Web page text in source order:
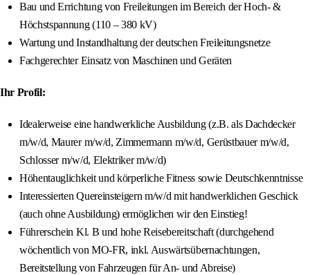
Bau und Errichtung von Freileitungen im Bereich der Hoch- &
Höchstspannung (110 – 380 kV)
Wartung und Instandhaltung der deutschen Freileitungsnetze
Fachgerechter Einsatz von Maschinen und Geräten
Ihr Profil:
Idealerweise eine handwerkliche Ausbildung (z.B. als Dachdecker
m/w/d, Maurer m/w/d, Zimmermann m/w/d, Gerüstbauer m/w/d,
Schlosser m/w/d, Elektriker m/w/d)
Höhentauglichkeit und körperliche Fitness sowie Deutschkenntnisse
Interessierten Quereinsteigern m/w/d mit handwerklichen Geschick
(auch ohne Ausbildung) ermöglichen wir den Einstieg!
Führerschein Kl. B und hohe Reisebereitschaft (durchgehend
wöchentlich von MO-FR, inkl. Auswärtsübernachtungen,
Bereitstellung von Fahrzeugen für An- und Abreise)